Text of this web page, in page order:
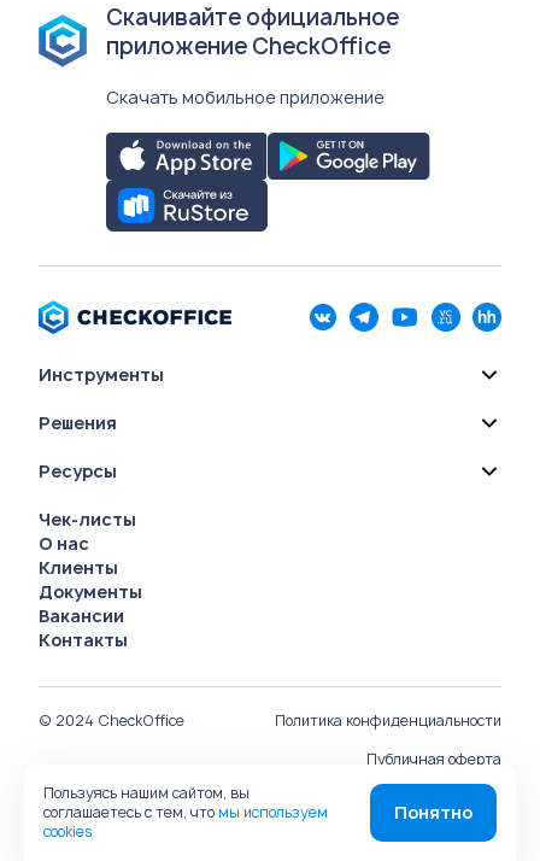
Скачивайте официальное
приложение CheckOffice
Скачать мобильное приложение
Инструменты
Решения
Ресурсы
Чек-листы
О нас
Клиенты
Документы
Вакансии
Контакты
© 2024 CheckOffice
Политика конфиденциальности
Публичная оферта
Руководство пользователя
Карта сайта
Пользуясь нашим сайтом, вы
соглашаетесь с тем, что мы используем
cookies
Понятно